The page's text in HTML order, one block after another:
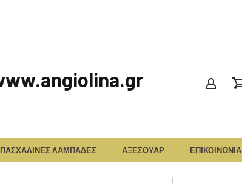
www.angiolina.gr
ΠΑΣΧΑΛΙΝΕΣ ΛΑΜΠΑΔΕΣ ΑΞΕΣΟΥΑΡ ΕΠΙΚΟΙΝΩΝΙΑ
Ρ
Ο